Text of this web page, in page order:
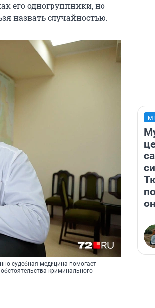
его одногруппники, но
назвать случайностью.
судебная медицина помогает
криминального